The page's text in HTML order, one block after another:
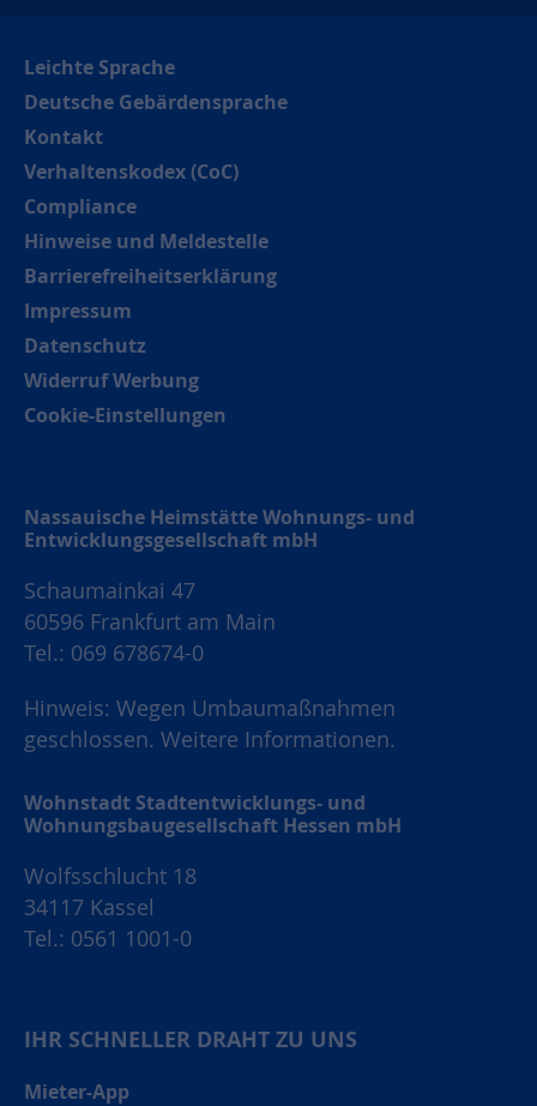
Leichte Sprache
Deutsche Gebärdensprache
Kontakt
Verhaltenskodex (CoC)
Compliance
Hinweise und Meldestelle
Barrierefreiheitserklärung
Impressum
Datenschutz
Widerruf Werbung
Cookie-Einstellungen
Nassauische Heimstätte Wohnungs- und
Entwicklungsgesellschaft mbH
Schaumainkai 47
60596 Frankfurt am Main
Tel.: 069 678674-0
Hinweis: Wegen Umbaumaßnahmen
geschlossen. Weitere Informationen.
Wohnstadt Stadtentwicklungs- und
Wohnungsbaugesellschaft Hessen mbH
Wolfsschlucht 18
34117 Kassel
Tel.: 0561 1001-0
IHR SCHNELLER DRAHT ZU UNS
Mieter-App